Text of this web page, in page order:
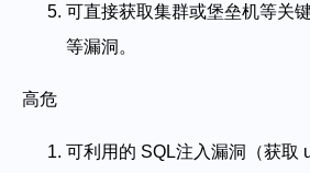
可直接获取集群或堡垒机等关
等漏洞。
高危
可利用的 SQL注入漏洞（获取